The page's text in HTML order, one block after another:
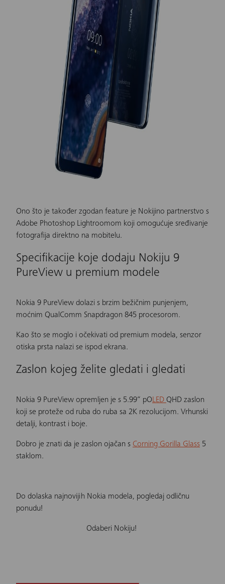
Ono što je također zgodan feature je Nokijino partnerstvo s
Adobe Photoshop Lightroomom koji omogućuje sređivanje
fotografija direktno na mobitelu.
Specifikacije koje dodaju Nokiju 9
PureView u premium modele
Nokia 9 PureView dolazi s brzim bežičnim punjenjem,
moćnim QualComm Snapdragon 845 procesorom.
Kao što se moglo i očekivati od premium modela, senzor
otiska prsta nalazi se ispod ekrana.
Zaslon kojeg želite gledati i gledati
Nokia 9 PureView opremljen je s 5.99“ pOLED QHD zaslon
koji se proteže od ruba do ruba sa 2K rezolucijom. Vrhunski
detalji, kontrast i boje.
Dobro je znati da je zaslon ojačan s Corning Gorilla Glass 5
staklom.
Do dolaska najnovijih Nokia modela, pogledaj odličnu
ponudu!
Odaberi Nokiju!